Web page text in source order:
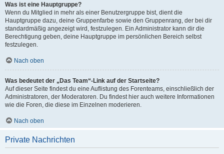
Was ist eine Hauptgruppe?
Wenn du Mitglied in mehr als einer Benutzergruppe bist, dient die
Hauptgruppe dazu, deine Gruppenfarbe sowie den Gruppenrang, der bei dir
standardmäßig angezeigt wird, festzulegen. Ein Administrator kann dir die
Berechtigung geben, deine Hauptgruppe im persönlichen Bereich selbst
festzulegen.
Nach oben
Was bedeutet der „Das Team“-Link auf der Startseite?
Auf dieser Seite findest du eine Auflistung des Forenteams, einschließlich der
Administratoren, der Moderatoren. Du findest hier auch weitere Informationen
wie die Foren, die diese im Einzelnen moderieren.
Nach oben
Private Nachrichten